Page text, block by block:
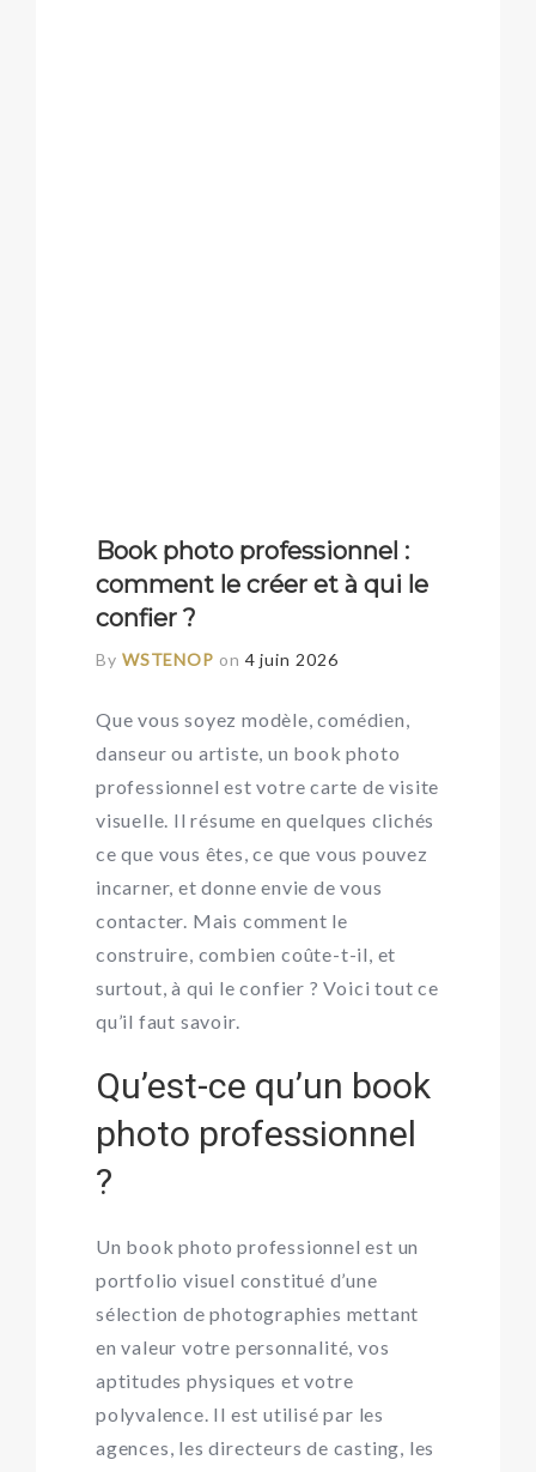
Book photo professionnel :
comment le créer et à qui le
confier ?
By WSTENOP on 4 juin 2026
Que vous soyez modèle, comédien,
danseur ou artiste, un book photo
professionnel est votre carte de visite
visuelle. Il résume en quelques clichés
ce que vous êtes, ce que vous pouvez
incarner, et donne envie de vous
contacter. Mais comment le
construire, combien coûte-t-il, et
surtout, à qui le confier ? Voici tout ce
qu’il faut savoir.
Qu’est-ce qu’un book
photo professionnel
?
Un book photo professionnel est un
portfolio visuel constitué d’une
sélection de photographies mettant
en valeur votre personnalité, vos
aptitudes physiques et votre
polyvalence. Il est utilisé par les
agences, les directeurs de casting, les